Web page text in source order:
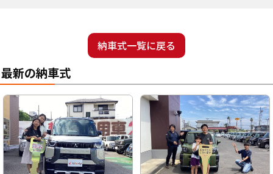
納車式一覧に戻る
最新の納車式